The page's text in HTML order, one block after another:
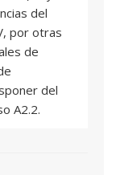
del
por otras
de
del
A2.2.